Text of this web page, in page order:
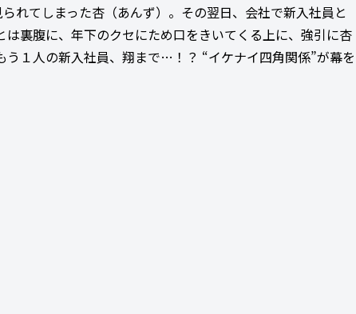
れてしまった杏（あんず）。その翌日、会社で新入社員と
裏腹に、年下のクセにため口をきいてくる上に、強引に杏
１人の新入社員、翔まで…！？ “イケナイ四角関係”が幕を